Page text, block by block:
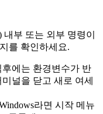
내부 또는 외부 명령이
를 확인하세요.
후에는 환경변수가 반
널을 닫고 새로 여세
라면 시작 메뉴